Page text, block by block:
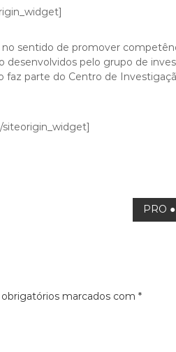
sentido de promover
desenvolvidos pelo grupo de
parte do Centro de
siteorigin_widget]
PRO
marcados com *